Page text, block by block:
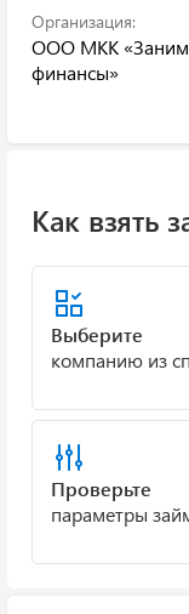
Организация:
ООО МКК
финансы»
Как взять
Выберите
компанию из
Проверьте
параметры